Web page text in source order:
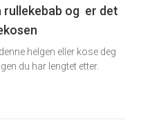
rullekebab og er det
helgen eller kose deg
du har lengtet etter.